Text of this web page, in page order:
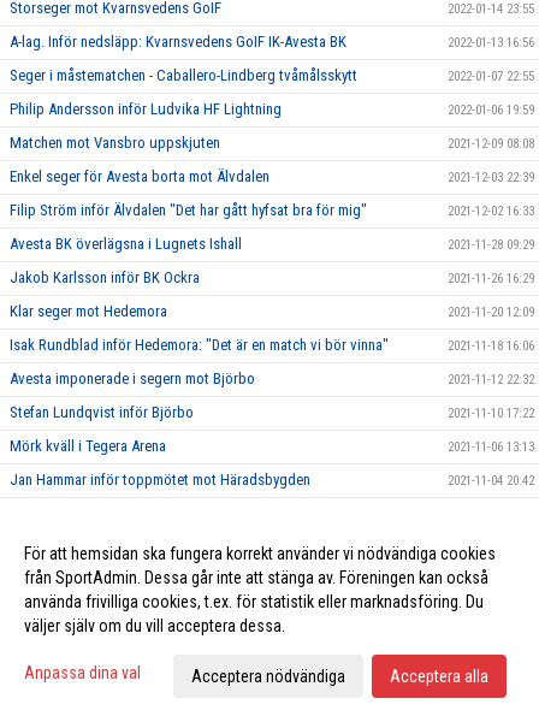
Storseger mot Kvarnsvedens GoIF 2022-01-14 23:55
A-lag. Inför nedsläpp: Kvarnsvedens GoIF IK-Avesta BK 2022-01-13 16:56
Seger i måstematchen - Caballero-Lindberg tvåmålsskytt 2022-01-07 22:55
Philip Andersson inför Ludvika HF Lightning 2022-01-06 19:59
Matchen mot Vansbro uppskjuten 2021-12-09 08:08
Enkel seger för Avesta borta mot Älvdalen 2021-12-03 22:39
Filip Ström inför Älvdalen "Det har gått hyfsat bra för mig" 2021-12-02 16:33
Avesta BK överlägsna i Lugnets Ishall 2021-11-28 09:29
Jakob Karlsson inför BK Ockra 2021-11-26 16:29
Klar seger mot Hedemora 2021-11-20 12:09
Isak Rundblad inför Hedemora: "Det är en match vi bör vinna" 2021-11-18 16:06
Avesta imponerade i segern mot Björbo 2021-11-12 22:32
Stefan Lundqvist inför Björbo 2021-11-10 17:22
Mörk kväll i Tegera Arena 2021-11-06 13:13
Jan Hammar inför toppmötet mot Häradsbygden 2021-11-04 20:42
Seger trots svagt spel mot Kvarnsveden 2021-10-29 22:30
Hampus Wiklund säker på vinst mot Kvarnsveden "Vi vinner med 5-1" 2021-10-28 20:06
Avesta tappade segern i tredje perioden 2021-10-22 23:54
Ludvikatränaren inför fredagens möte mot Avesta BK 2021-10-21 13:45
För att hemsidan ska fungera korrekt använder vi nödvändiga cookies
från SportAdmin. Dessa går inte att stänga av. Föreningen kan också
använda frivilliga cookies, t.ex. för statistik eller marknadsföring. Du
väljer själv om du vill acceptera dessa.
Anpassa dina val Acceptera nödvändiga Acceptera alla